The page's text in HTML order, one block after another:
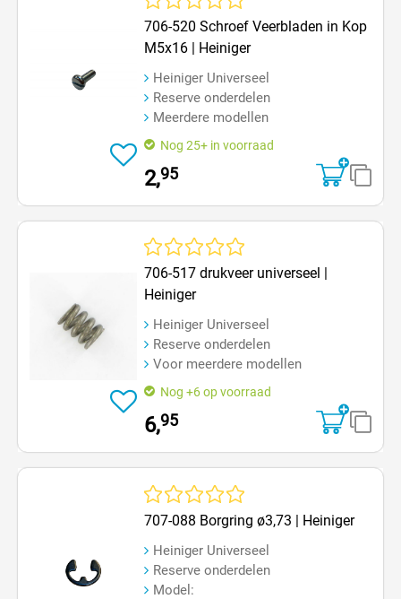
706-520 Schroef Veerbladen in Kop
M5x16 | Heiniger
Heiniger Universeel
Reserve onderdelen
Meerdere modellen
Nog 25+ in voorraad
2,95
Gemiddelde waardering van 0 van 5 sterren
706-517 drukveer universeel |
Heiniger
Heiniger Universeel
Reserve onderdelen
Voor meerdere modellen
Nog +6 op voorraad
6,95
707-088 Borgring ø3,73 | Heiniger
Heiniger Universeel
Reserve onderdelen
Model: